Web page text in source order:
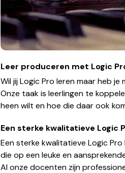
Leer produceren met Logic
Wil jij Logic Pro leren maar heb
Onze taak is leerlingen te
heen wilt en hoe die daar ook
Een sterke kwalitatieve Logic
Een sterke kwalitatieve Logic
die op een leuke en
Al onze docenten zijn